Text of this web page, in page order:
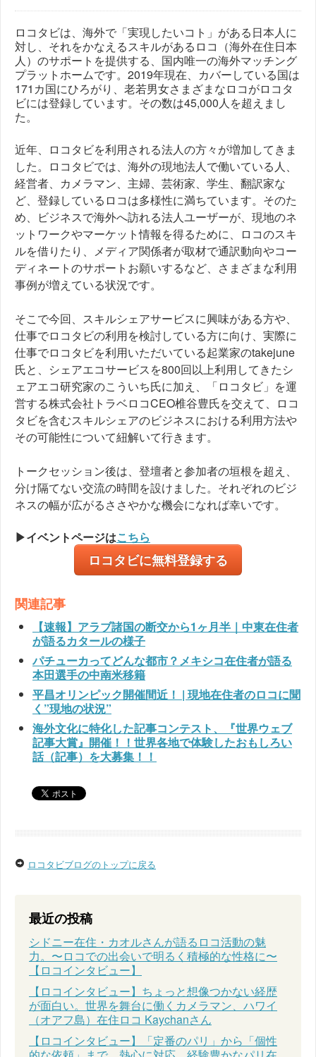
ロコタビは、海外で「実現したいコト」がある日本人に
対し、それをかなえるスキルがあるロコ（海外在住日本
人）のサポートを提供する、国内唯一の海外マッチング
プラットホームです。2019年現在、カバーしている国は
171カ国にひろがり、老若男女さまざまなロコがロコタ
ビには登録しています。その数は45,000人を超えまし
た。
近年、ロコタビを利用される法人の方々が増加してきま
した。ロコタビでは、海外の現地法人で働いている人、
経営者、カメラマン、主婦、芸術家、学生、翻訳家な
ど、登録しているロコは多様性に満ちています。そのた
め、ビジネスで海外へ訪れる法人ユーザーが、現地のネ
ットワークやマーケット情報を得るために、ロコのスキ
ルを借りたり、メディア関係者が取材で通訳動向やコー
ディネートのサポートお願いするなど、さまざまな利用
事例が増えている状況です。
そこで今回、スキルシェアサービスに興味がある方や、
仕事でロコタビの利用を検討している方に向け、実際に
仕事でロコタビを利用いただいている起業家のtakejune
氏と、シェアエコサービスを800回以上利用してきたシ
ェアエコ研究家のこういち氏に加え、「ロコタビ」を運
営する株式会社トラベロコCEO椎谷豊氏を交えて、ロコ
タビを含むスキルシェアのビジネスにおける利用方法や
その可能性について紐解いて行きます。
トークセッション後は、登壇者と参加者の垣根を超え、
分け隔てない交流の時間を設けました。それぞれのビジ
ネスの幅が広がるささやかな機会になれば幸いです。
▶︎イベントページはこちら
ロコタビに無料登録する
関連記事
【速報】アラブ諸国の断交から1ヶ月半｜中東在住者
が語るカタールの様子
パチューカってどんな都市？メキシコ在住者が語る
本田選手の中南米移籍
平昌オリンピック開催間近！ | 現地在住者のロコに聞
く”現地の状況”
海外文化に特化した記事コンテスト、『世界ウェブ
記事大賞』開催！！世界各地で体験したおもしろい
話（記事）を大募集！！
ロコタビブログのトップに戻る
最近の投稿
シドニー在住・カオルさんが語るロコ活動の魅
力。〜ロコでの出会いで明るく積極的な性格に〜
【ロコインタビュー】
【ロコインタビュー】ちょっと想像つかない経歴
が面白い。世界を舞台に働くカメラマン、ハワイ
（オアフ島）在住ロコ Kaychanさん
【ロコインタビュー】「定番のパリ」から「個性